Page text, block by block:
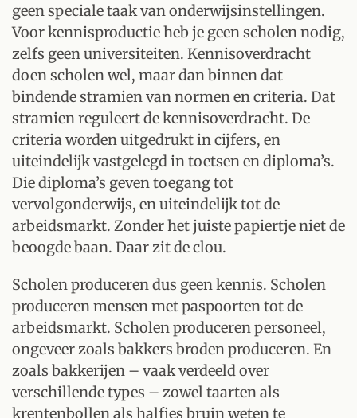
geen speciale taak van onderwijsinstellingen.
Voor kennisproductie heb je geen scholen nodig,
zelfs geen universiteiten. Kennisoverdracht
doen scholen wel, maar dan binnen dat
bindende stramien van normen en criteria. Dat
stramien reguleert de kennisoverdracht. De
criteria worden uitgedrukt in cijfers, en
uiteindelijk vastgelegd in toetsen en diploma’s.
Die diploma’s geven toegang tot
vervolgonderwijs, en uiteindelijk tot de
arbeidsmarkt. Zonder het juiste papiertje niet de
beoogde baan. Daar zit de clou.
Scholen produceren dus geen kennis. Scholen
produceren mensen met paspoorten tot de
arbeidsmarkt. Scholen produceren personeel,
ongeveer zoals bakkers broden produceren. En
zoals bakkerijen – vaak verdeeld over
verschillende types – zowel taarten als
krentenbollen als halfjes bruin weten te